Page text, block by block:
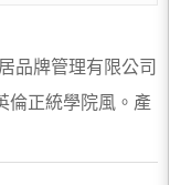
品牌管理有限公司
倫正統學院風。產